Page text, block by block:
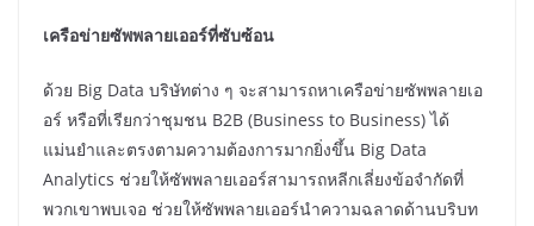
เครือข่ายซัพพลายเออร์ที่ซับซ้อน
ด้วย Big Data บริษัทต่าง ๆ จะสามารถหาเครือข่ายซัพพลายเอ
อร์ หรือที่เรียกว่าชุมชน B2B (Business to Business) ได้
แม่นยำและตรงตามความต้องการมากยิ่งขึ้น Big Data
Analytics ช่วยให้ซัพพลายเออร์สามารถหลีกเลี่ยงข้อจำกัดที่
พวกเขาพบเจอ ช่วยให้ซัพพลายเออร์นำความฉลาดด้านบริบท